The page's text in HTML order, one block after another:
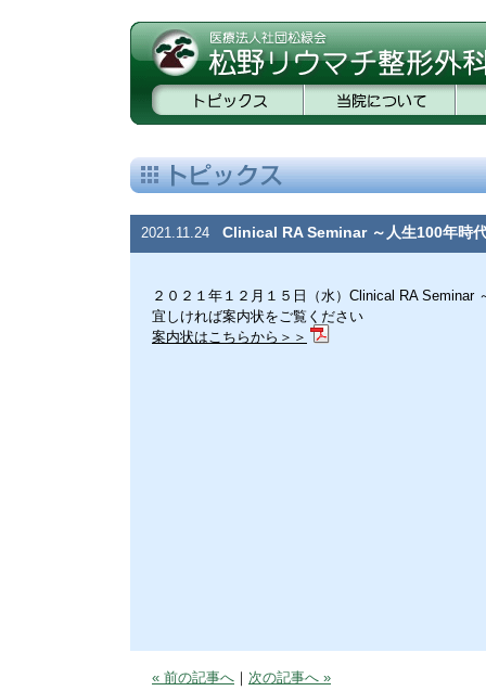
2021.11.24 Clinical RA Seminar ～人生100年時
２０２１年１２月１５日（水）Clinical RA
宜しければ案内状をご覧ください
案内状はこちらから＞＞
« 前の記事へ ｜ 次の記事へ »